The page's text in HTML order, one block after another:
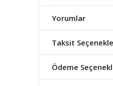
Yorumlar
Taksit
Ödeme